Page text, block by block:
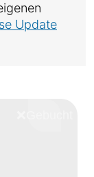
Update